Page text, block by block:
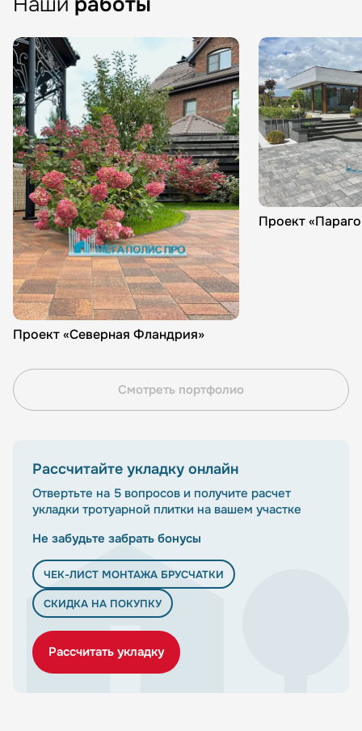
Проект «Северная Фландрия»
Проект
Смотреть портфолио
Рассчитайте укладку онлайн
Отвеpтьте на 5 вопросов и получите расчет
укладки тротуарной плитки на вашем участке
Не забудьте забрать бонусы
ЧЕК-ЛИСТ МОНТАЖА БРУСЧАТКИ
СКИДКА НА ПОКУПКУ
Рассчитать укладку